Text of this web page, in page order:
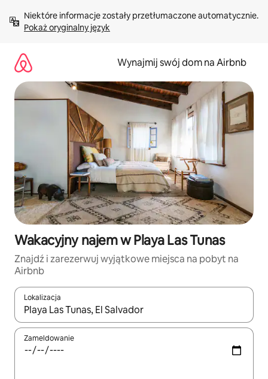
treści Pokaż oryginalny język
Wynajmij swój dom na Airbnb
Wakacyjny najem w Playa Las Tunas
Znajdź i zarezerwuj wyjątkowe miejsca na pobyt na
Airbnb
Lokalizacja
Gdy wyniki będą dostępne, możesz poruszać się po nich za
Zameldowanie